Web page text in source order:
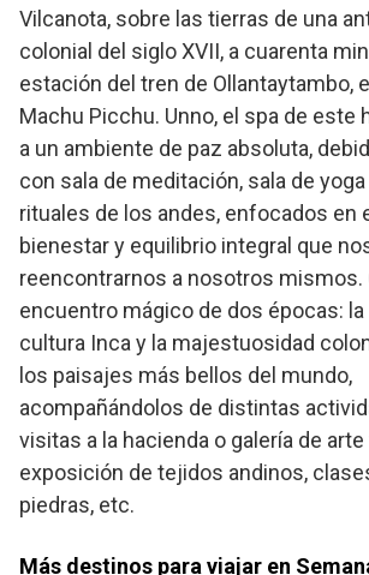
Vilcanota, sobre las tierras de una
colonial del siglo XVII, a cuarenta
estación del tren de Ollantaytambo,
Machu Picchu. Unno, el spa de este
a un ambiente de paz absoluta,
con sala de meditación, sala de
rituales de los andes, enfocados en
bienestar y equilibrio integral que
reencontrarnos a nosotros mismos.
encuentro mágico de dos épocas: la
cultura Inca y la majestuosidad
los paisajes más bellos del mundo,
acompañándolos de distintas
visitas a la hacienda o galería de
exposición de tejidos andinos,
piedras, etc.
Más destinos para viajar en